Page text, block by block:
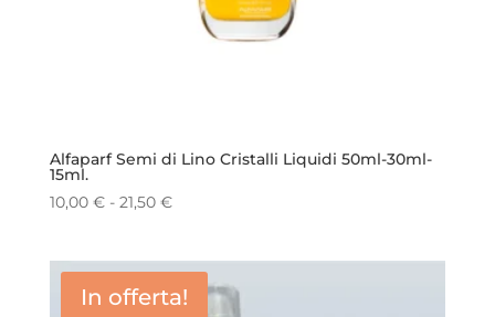
Alfaparf Semi di Lino Cristalli Liquidi 50ml-30ml-
15ml.
10,00 € - 21,50 €Fascia
da
10,00 €
In offerta!